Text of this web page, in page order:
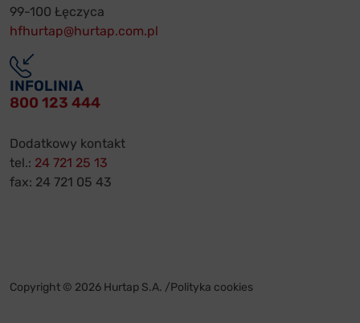
99-100 Łęczyca
hfhurtap@hurtap.com.pl
INFOLINIA
800 123 444
Dodatkowy kontakt
tel.: 24 721 25 13
fax: 24 721 05 43
Copyright © 2026 Hurtap S.A. /Polityka cookies